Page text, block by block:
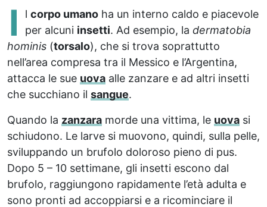
I l corpo umano ha un interno caldo e piacevole
per alcuni insetti. Ad esempio, la dermatobia
hominis (torsalo), che si trova soprattutto
nell’area compresa tra il Messico e l’Argentina,
attacca le sue uova alle zanzare e ad altri insetti
che succhiano il sangue.
Quando la zanzara morde una vittima, le uova si
schiudono. Le larve si muovono, quindi, sulla pelle,
sviluppando un brufolo doloroso pieno di pus.
Dopo 5 – 10 settimane, gli insetti escono dal
brufolo, raggiungono rapidamente l’età adulta e
sono pronti ad accoppiarsi e a ricominciare il